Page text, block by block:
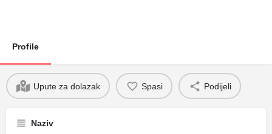
Profile
Upute za dolazak Spasi Podijeli
Naziv